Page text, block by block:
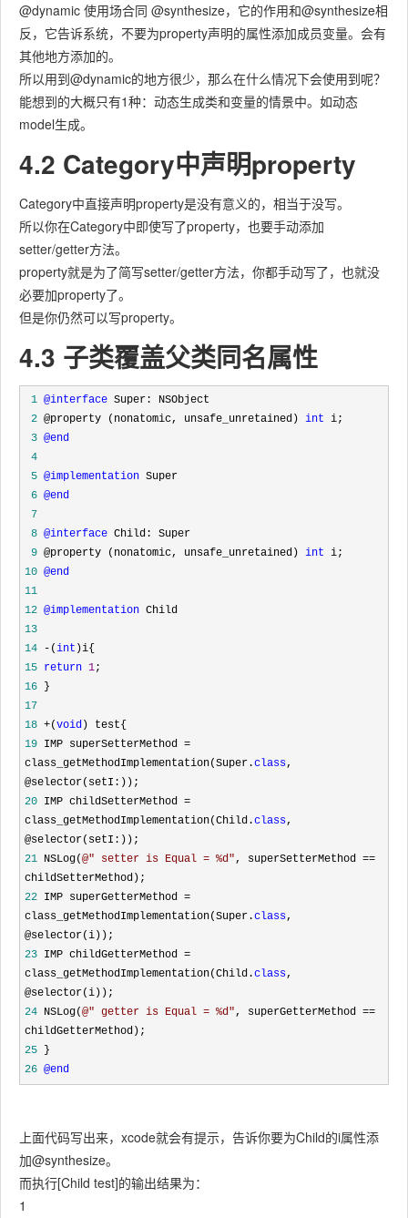
@dynamic 使用场合同 @synthesize，它的作用和@synthesize相
反，它告诉系统，不要为property声明的属性添加成员变量。会有
其他地方添加的。
所以用到@dynamic的地方很少，那么在什么情况下会使用到呢？
能想到的大概只有1种：动态生成类和变量的情景中。如动态
model生成。
4.2 Category中声明property
Category中直接声明property是没有意义的，相当于没写。
所以你在Category中即使写了property，也要手动添加
setter/getter方法。
property就是为了简写setter/getter方法，你都手动写了，也就没
必要加property了。
但是你仍然可以写property。
4.3 子类覆盖父类同名属性
1 @interface
2 @property (nonatomic, unsafe_unretained) int
3 @end
4
5 @implementation
6 @end
7
8 @interface
9 @property (nonatomic, unsafe_unretained) int
10 @end
11
12 @implementation
13
14 -(int
15 return 1
16
17
18 +(void
19 IMP superSetterMethod =
class_getMethodImplementation(Super.class,
20 IMP childSetterMethod =
class_getMethodImplementation(Child.class,
21 NSLog(@" setter is Equal = %d", superSetterMethod ==
22 IMP superGetterMethod =
class_getMethodImplementation(Super.class,
23 IMP childGetterMethod =
class_getMethodImplementation(Child.class,
24 NSLog(@" getter is Equal = %d", superGetterMethod ==
25
26 @end
上面代码写出来，xcode就会有提示，告诉你要为Child的i属性添
加@synthesize。
而执行[Child test]的输出结果为：
1